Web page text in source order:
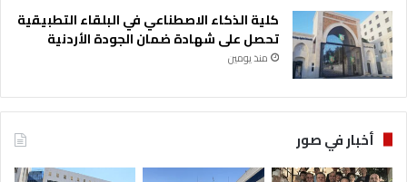
كلية الذكاء الاصطناعي في البلقاء التطبيقية
تحصل على شهادة ضمان الجودة الأردنية
منذ يومين
أخبار في صور